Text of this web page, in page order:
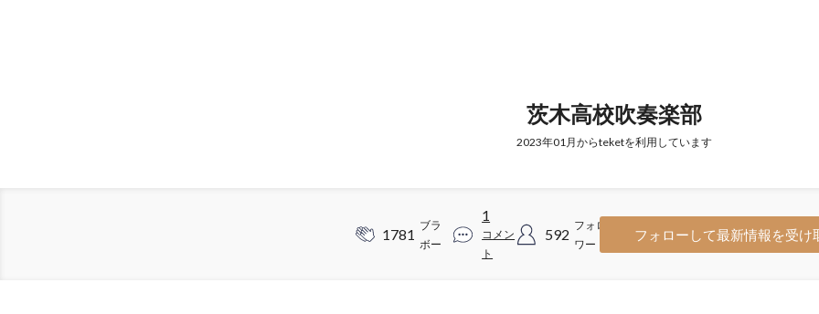
茨木高校吹奏楽部
2023年01月からteketを利用しています
1781
ブラ
ボー
1
コメン
ト
592
フォロ
ワー
フォローして最新情報を受け